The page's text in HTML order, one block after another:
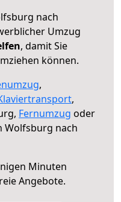
nach
Umzug
, damit Sie
können.
,
,
Fernumzug oder
Wolfsburg nach
Minuten
Angebote.